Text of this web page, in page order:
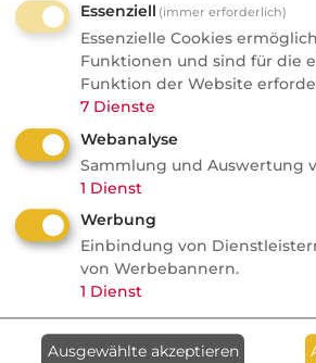
AktuelleNachrichten
fundresearch
Wenn der Hebel
zurückschlägt: Was
Anlageberater aus
Seoul-Crash lernen
alternative Investments
Anzeige
Essenziell (immer erforderlich)
Essenzielle Cookies
Funktionen und sind für die
Funktion der Website
7 Dienste
Webanalyse
Sammlung und Auswertung
1 Dienst
Werbung
Einbindung von
von Werbebannern.
1 Dienst
Ausgewählte akzeptieren